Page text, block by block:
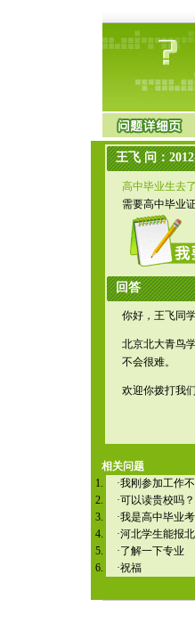
王飞 问：
高中毕业生去
需要高中毕业
回答
你好，王飞同
北京北大青鸟
不会很难。
欢迎你拨打我
相关问题
·我刚参加工作
·可以读贵校吗？
·我是高中毕业
·河北学生能报
·了解一下专业
·祝福